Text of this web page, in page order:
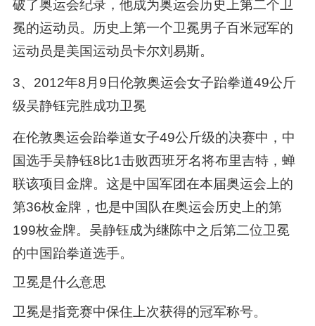
破了奥运会纪录，他成为奥运会历史上第二个卫
冕的运动员。历史上第一个卫冕男子百米冠军的
运动员是美国运动员卡尔刘易斯。
3、2012年8月9日伦敦奥运会女子跆拳道49公斤
级吴静钰完胜成功卫冕
在伦敦奥运会跆拳道女子49公斤级的决赛中，中
国选手吴静钰8比1击败西班牙名将布里吉特，蝉
联该项目金牌。这是中国军团在本届奥运会上的
第36枚金牌，也是中国队在奥运会历史上的第
199枚金牌。吴静钰成为继陈中之后第二位卫冕
的中国跆拳道选手。
卫冕是什么意思
卫冕是指竞赛中保住上次获得的冠军称号。